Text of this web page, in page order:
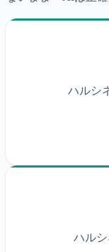
ハルシ
ハルシ